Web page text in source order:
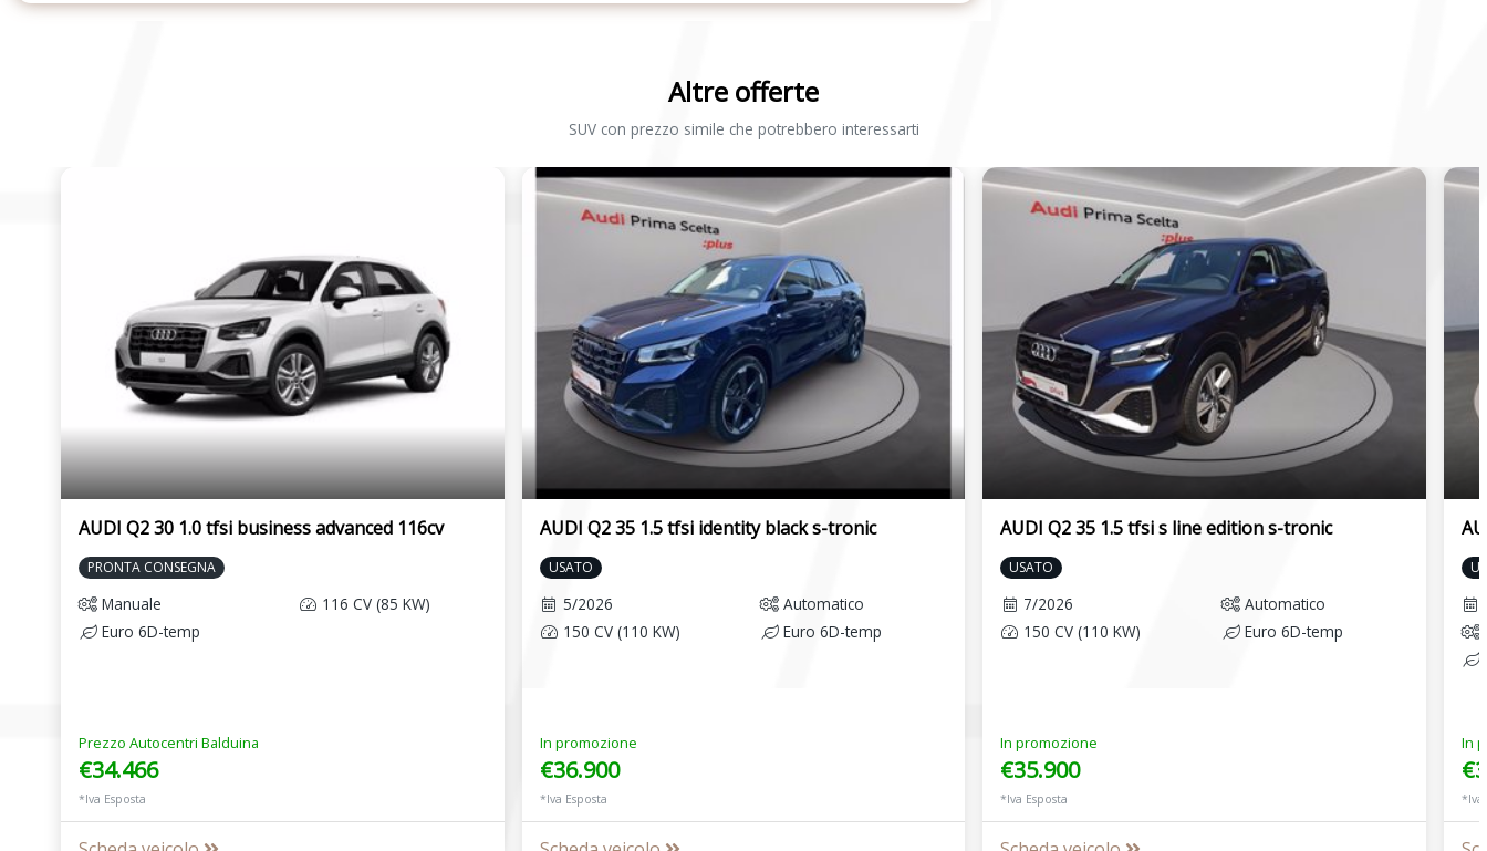
Altre offerte
SUV con prezzo simile che potrebbero interessarti
AUDI Q2 30 1.0 tfsi business advanced 116cv
PRONTA CONSEGNA
Manuale
116 CV (85 KW)
Euro 6D-temp
Prezzo Autocentri Balduina
€34.466
*Iva Esposta
AUDI Q2 35 1.5 tfsi identity black s-tronic
USATO
5/2026
Automatico
150 CV (110 KW)
Euro 6D-temp
In promozione
€36.900
*Iva Esposta
AUDI Q2 35 1.5 tfsi s line edition s-tronic
USATO
7/2026
Automatico
150 CV (110 KW)
Euro 6D-temp
In promozione
€35.900
*Iva Esposta
In
*Iva